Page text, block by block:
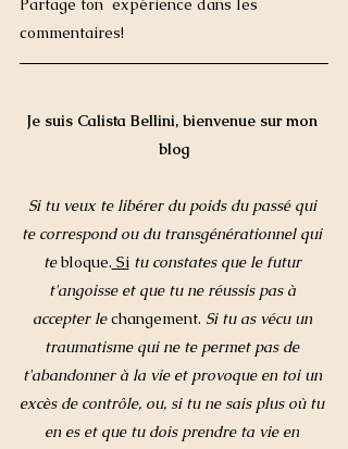
Partage ton  expérience dans les
commentaires!
Je suis Calista Bellini, bienvenue sur mon
blog
Si tu veux te libérer du poids du passé qui
te correspond ou du transgénérationnel qui
te bloque. Si tu constates que le futur
t'angoisse et que tu ne réussis pas à
accepter le changement. Si tu as vécu un
traumatisme qui ne te permet pas de
t'abandonner à la vie et provoque en toi un
excès de contrôle, ou, si tu ne sais plus où tu
en es et que tu dois prendre ta vie en